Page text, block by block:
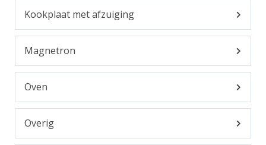
Kookplaat met afzuiging
Magnetron
Oven
Overig